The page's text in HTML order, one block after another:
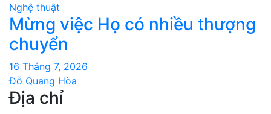
Nghệ thuật
Mừng việc Họ có nhiều thượng
chuyển
16 Tháng 7, 2026
Đỗ Quang Hòa
Địa chỉ